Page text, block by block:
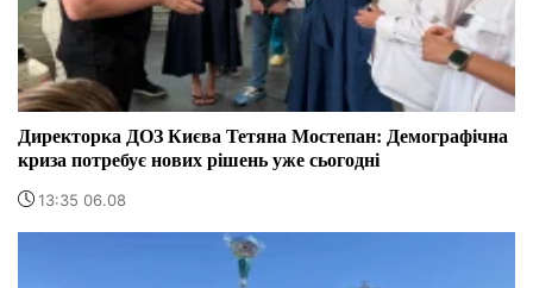
Директорка ДОЗ Києва Тетяна Мостепан: Демографічна
криза потребує нових рішень уже сьогодні
13:35 06.08